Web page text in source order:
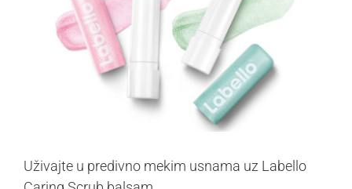
Uživajte u predivno mekim usnama uz Labello